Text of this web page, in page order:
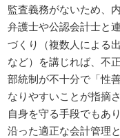
監査義務がないため、
弁護士や公認会計士と
づくり（複数人による
など）を講じれば、不
部統制が不十分で「性
なりやすいことが指摘
自身を守る手段でもあ
沿った適正な会計管理